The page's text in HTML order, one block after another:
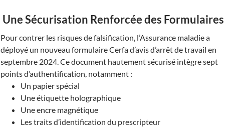
Une Sécurisation Renforcée des Formulaires
Pour contrer les risques de falsification, l’Assurance maladie a
déployé un nouveau formulaire Cerfa d’avis d’arrêt de travail en
septembre 2024. Ce document hautement sécurisé intègre sept
points d’authentification, notamment :
Un papier spécial
Une étiquette holographique
Une encre magnétique
Les traits d’identification du prescripteur